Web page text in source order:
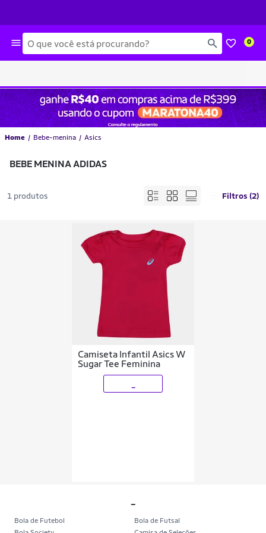
Busca 0
Home Bebe-menina Asics
BEBE MENINA ADIDAS
1 produtos Filtros (2)
Camiseta Infantil Asics W
Sugar Tee Feminina
Bola de Futebol
Bola de Futsal